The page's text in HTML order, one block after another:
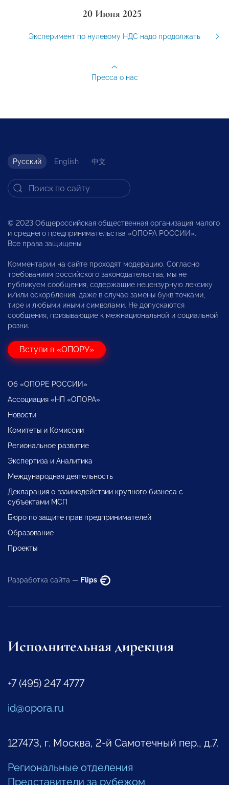
20 Июня 2025
Эксперимент по нулевому НДС надо продолжать
Пресса о нас
Русский English 中文
© 2023 Общероссийская общественная организация малого
и среднего предпринимательства «ОПОРА РОССИИ».
Все права защищены.
Комментарии на сайте проходят модерацию. Согласно
требованиям российского законодательства, мы не
публикуем сообщения, содержащие нецензурную лексику
и/или оскорбления, даже в случае замены букв точками,
тире и любыми иными символами. Не допускаются
сообщения, призывающие к межнациональной и социальной
розни.
Вступи в «ОПОРУ»
Об «ОПОРЕ РОССИИ»
Ассоциация «НП «ОПОРА»
Новости
Комитеты и Комиссии
Региональное развитие
Экспертиза и Аналитика
Международная деятельность
Декларация о взаимодействии крупного бизнеса с
субъектами МСП
Бюро по защите прав предпринимателей
Образование
Проекты
Разработка сайта — Flips
Исполнительная дирекция
+7 (495) 247 4777
id@opora.ru
127473, г. Москва, 2-й Самотечный пер., д.7.
Региональные отделения
Представители за рубежом